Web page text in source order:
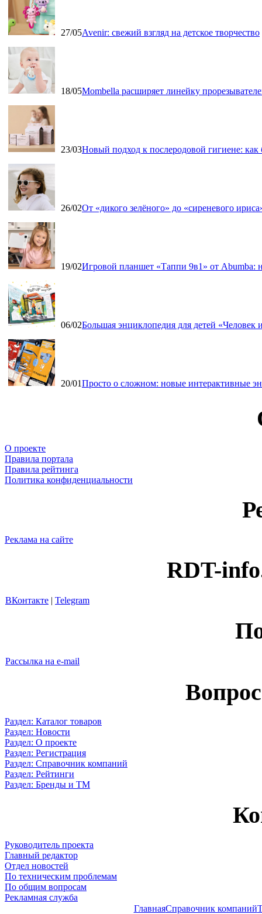
27/05Avenir: свежий взгляд на детское творчество
18/05Mombella расширяет линейку
23/03Новый подход к послеродовой гигиене:
26/02От «дикого зелёного» до «сиреневого
19/02Игровой планшет «Таппи 9в1» от Abumba:
06/02Большая энциклопедия для детей
20/01Просто о сложном: новые интерактивные
О проекте
Правила портала
Правила рейтинга
Политика конфиденциальности
Реклама на сайте
RDT-
ВКонтакте | Telegram
Рассылка на e-mail
Раздел: Каталог товаров
Раздел: Новости
Раздел: О проекте
Раздел: Регистрация
Раздел: Справочник компаний
Раздел: Рейтинги
Раздел: Бренды и ТМ
Руководитель проекта
Главный редактор
Отдел новостей
По техническим проблемам
По общим вопросам
Рекламная служба
ГлавнаяСправочник компаний